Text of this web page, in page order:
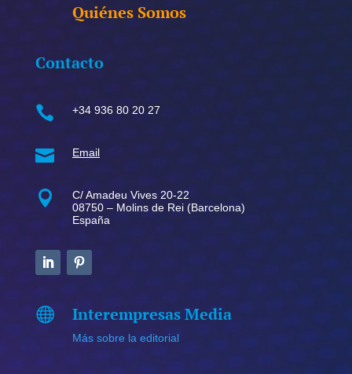
Quiénes Somos
Contacto
 +34 936 80 20 27
 Email

C/ Amadeu Vives 20-22
08750 – Molins de Rei (Barcelona)
España
 Interempresas Media
Más sobre la editorial